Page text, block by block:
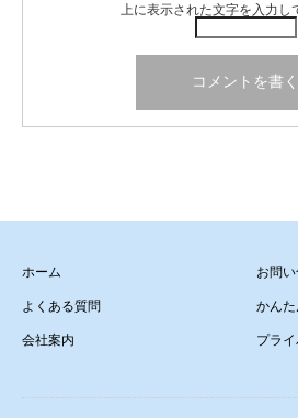
上に表示された文字を入力し
ホーム
よくある質問
会社案内
お問
かん
プラ